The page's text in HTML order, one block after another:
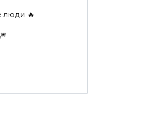
люди 🔥